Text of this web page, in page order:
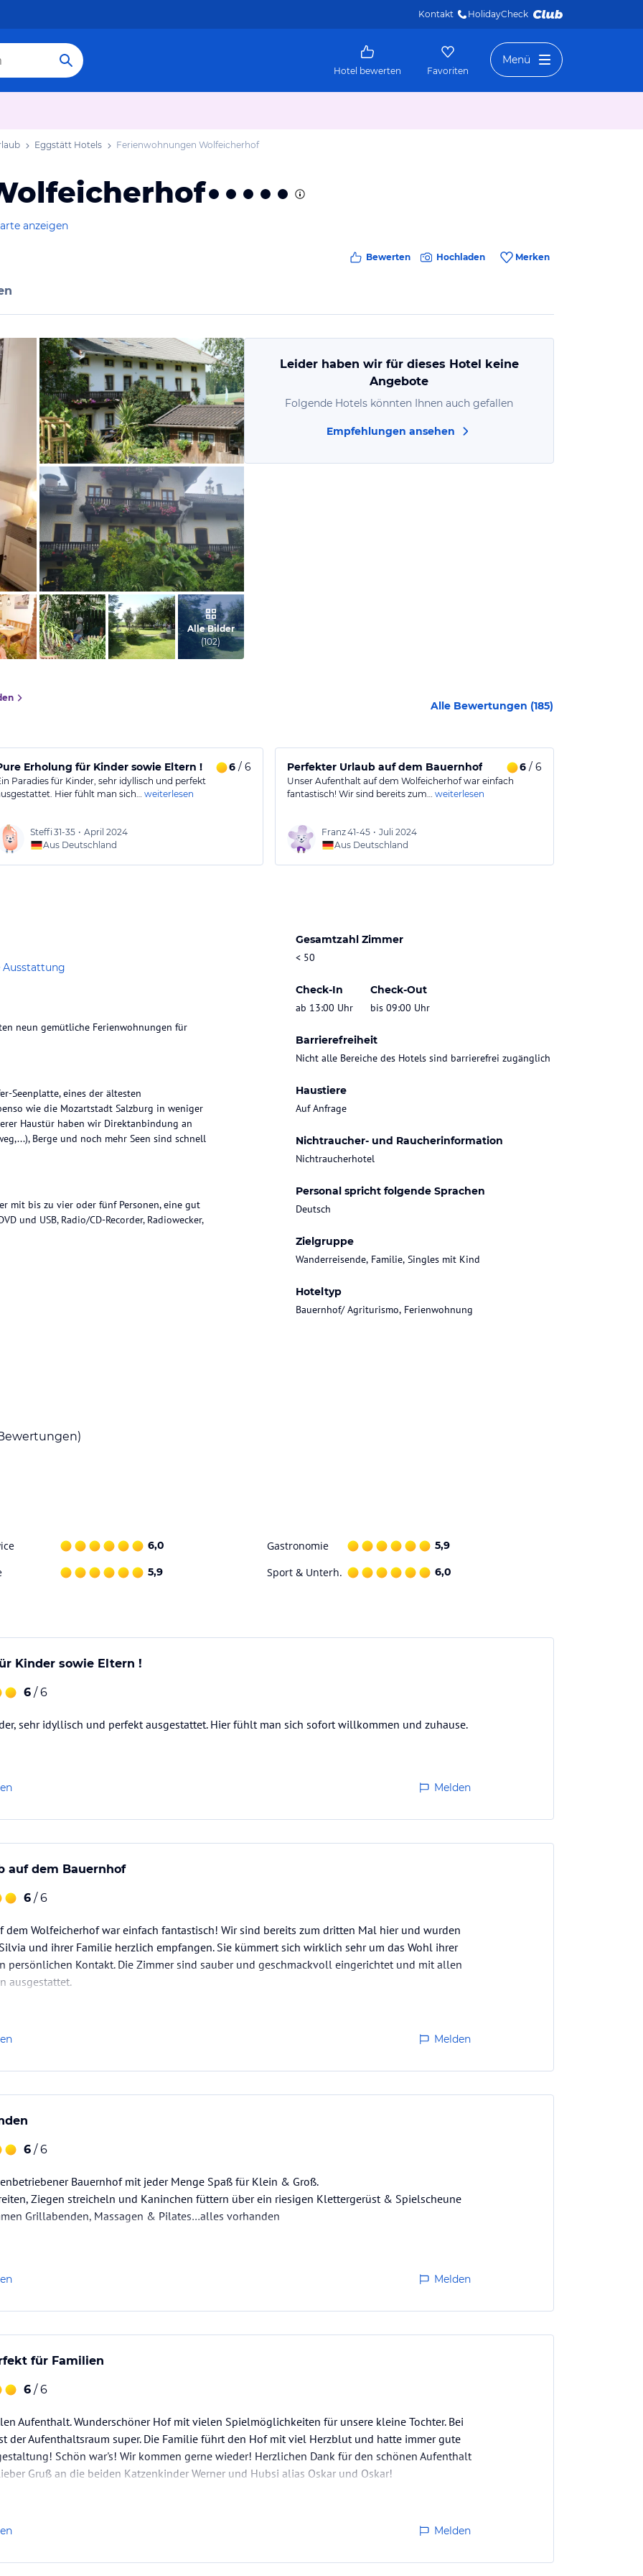
Kontakt HolidayCheck
Hotel bewerten Favoriten
Menü
Eggstätt Hotels Ferienwohnungen Wolfeicherhof
anzeigen
Bewerten Hochladen Merken
vom Hotelier, April 2015
von Miriam , August 2022
Alle Bilder
(102)
Leider haben wir für dieses Hotel keine
Angebote
Folgende Hotels könnten Ihnen auch gefallen
Empfehlungen ansehen
Alle Bewertungen (185)
Erholung für Kinder sowie Eltern ! 6/ 6
Paradies für Kinder, sehr idyllisch und perfekt
Hier fühlt man sich… weiterlesen
Steffi 31-35 • April 2024
Aus Deutschland
Perfekter Urlaub auf dem Bauernhof 6/ 6
Unser Aufenthalt auf dem Wolfeicherhof war einfach
fantastisch! Wir sind bereits zum… weiterlesen
Franz41-45 • Juli 2024
Aus Deutschland
Ausstattung
Gesamtzahl Zimmer
< 50
Check-In
ab 13:00 Uhr
Check-Out
bis 09:00 Uhr
Barrierefreiheit
Nicht alle Bereiche des Hotels sind barrierefrei zugänglich
Haustiere
Auf Anfrage
Nichtraucher- und Raucherinformation
Nichtraucherhotel
Personal spricht folgende Sprachen
Deutsch
Zielgruppe
Wanderreisende, Familie, Singles mit Kind
Hoteltyp
Bauernhof/ Agriturismo, Ferienwohnung
neun gemütliche Ferienwohnungen für
Seenplatte, eines der ältesten
wie die Mozartstadt Salzburg in weniger
Haustür haben wir Direktanbindung an
Berge und noch mehr Seen sind schnell
mit bis zu vier oder fünf Personen, eine gut
und USB, Radio/CD-Recorder, Radiowecker,
Alle Angaben ohne
6,0 Gastronomie 5,9
5,9 Sport & Unterh. 6,0
Kinder sowie Eltern !
6 / 6
sehr idyllisch und perfekt ausgestattet. Hier fühlt man sich sofort willkommen und zuhause.
Melden
auf dem Bauernhof
6 / 6
dem Wolfeicherhof war einfach fantastisch! Wir sind bereits zum dritten Mal hier und wurden
und ihrer Familie herzlich empfangen. Sie kümmert sich wirklich sehr um das Wohl ihrer
persönlichen Kontakt. Die Zimmer sind sauber und geschmackvoll eingerichtet und mit allen
ausgestattet.
ist rundum begeistert über die vielen Spielmöglichkeiten im Garten und die zahlreichen
Angebote wie…
Melden
6 / 6
Bauernhof mit jeder Menge Spaß für Klein & Groß.
Ziegen streicheln und Kaninchen füttern über ein riesigen Klettergerüst & Spielscheune
Grillabenden, Massagen & Pilates…alles vorhanden
Melden
für Familien
6 / 6
Aufenthalt. Wunderschöner Hof mit vielen Spielmöglichkeiten für unsere kleine Tochter. Bei
der Aufenthaltsraum super. Die Familie führt den Hof mit viel Herzblut und hatte immer gute
Schön war's! Wir kommen gerne wieder! Herzlichen Dank für den schönen Aufenthalt
Gruß an die beiden Katzenkinder Werner und Hubsi alias Oskar und Oskar!
Melden